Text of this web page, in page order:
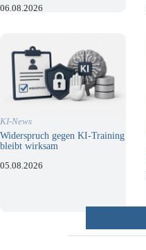
06.08.2026
KI-News
Widerspruch gegen KI-Training
bleibt wirksam
05.08.2026